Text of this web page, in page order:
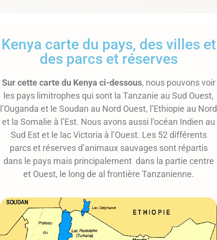
Kenya carte du pays, des villes et
des parcs et réserves
Sur cette carte du Kenya ci-dessous, nous pouvons voir
les pays limitrophes qui sont la Tanzanie au Sud Ouest,
l’Ouganda et le Soudan au Nord Ouest, l’Ethiopie au Nord
et la Somalie à l’Est. Nous avons aussi l’océan Indien au
Sud Est et le lac Victoria à l’Ouest. Les 52 différents
parcs et réserves d’animaux sauvages sont répartis
dans le pays mais principalement dans la partie centre
et Ouest, le long de al frontière Tanzanienne.